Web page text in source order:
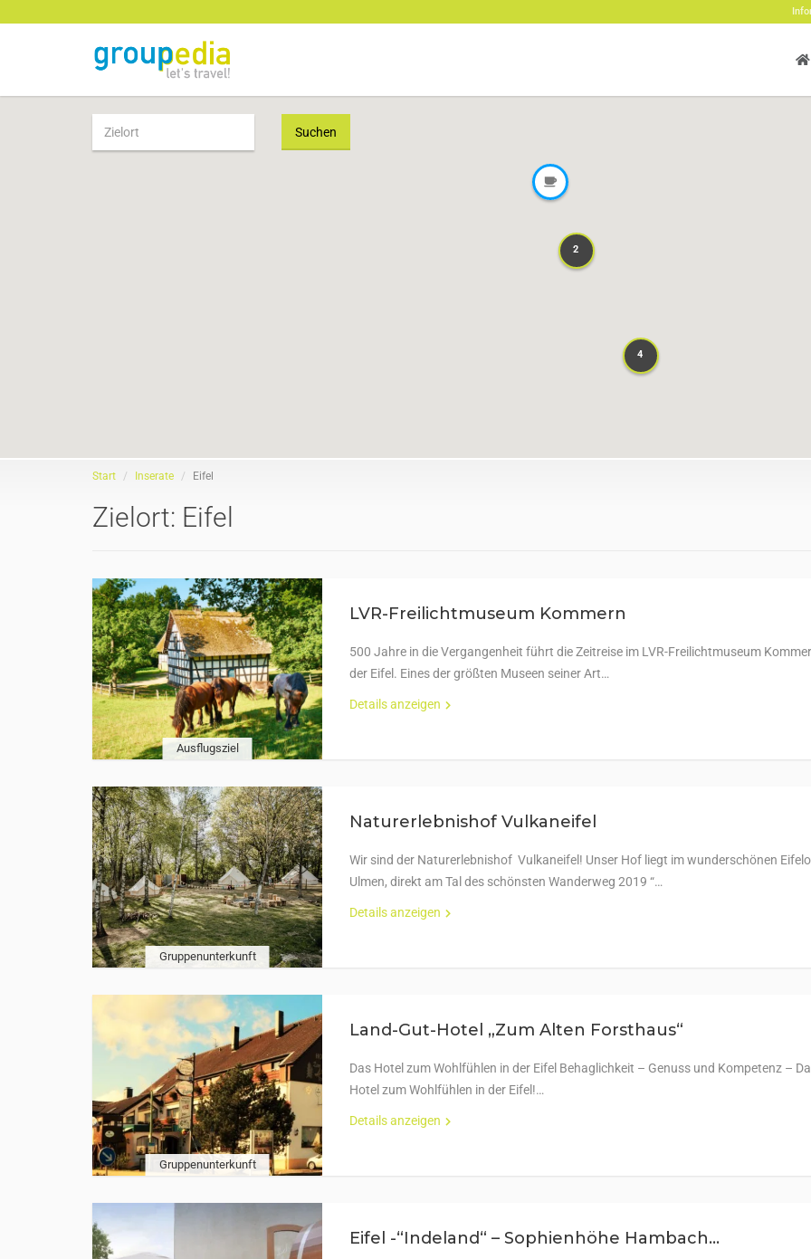
2
4
2
4
Suchen
Start Inserate Eifel
Zielort: Eifel
Ausflugsziel
LVR-Freilichtmuseum Kommern
500 Jahre in die Vergangenheit führt die Zeitreise im LVR-Freilichtmuseum
der Eifel. Eines der größten Museen seiner Art…
Details anzeigen
Gruppenunterkunft
Naturerlebnishof Vulkaneifel
Wir sind der Naturerlebnishof Vulkaneifel! Unser Hof liegt im wunderschönen
Ulmen, direkt am Tal des schönsten Wanderweg 2019 “…
Details anzeigen
Gruppenunterkunft
Land-Gut-Hotel „Zum Alten Forsthaus“
Das Hotel zum Wohlfühlen in der Eifel Behaglichkeit – Genuss und Kompetenz –
Hotel zum Wohlfühlen in der Eifel!…
Details anzeigen
Eifel -“Indeland“ – Sophienhöhe Hambach...